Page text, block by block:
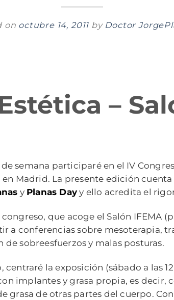
on octubre 14, 2011 by Doctor
–
de semana participaré en el IV
Madrid. La presente edición
y Planas Dayy ello acredita el
que acoge el Salón IFEMA
a conferencias sobre mesoterapia,
de sobreesfuerzos y malas posturas.
centraré la exposición (sábado a las
implantes y grasa propia, es
grasa de otras partes del cuerpo.